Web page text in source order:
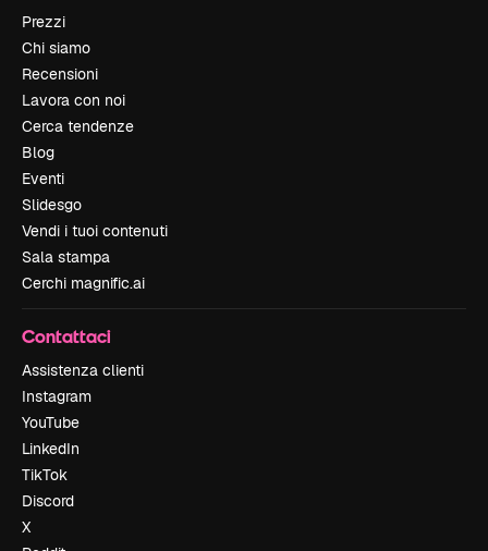
Prezzi
Chi siamo
Recensioni
Lavora con noi
Cerca tendenze
Blog
Eventi
Slidesgo
Vendi i tuoi contenuti
Sala stampa
Cerchi magnific.ai
Contattaci
Assistenza clienti
Instagram
YouTube
LinkedIn
TikTok
Discord
X